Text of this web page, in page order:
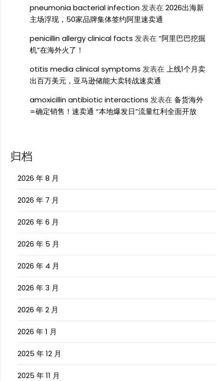
pneumonia bacterial infection发表在 2026出海新
主场浮现，50家品牌集体签约阿里速卖通
penicillin allergy clinical facts 发表在 “阿里巴巴挖掘
机”在海外火了！
otitis media clinical symptoms 发表在 上线1个月卖
出百万美元，亚马逊储能大卖转战速卖通
amoxicillin antibiotic interactions 发表在 备货海外
=确定销售！速卖通 “本地爆发日”流量红利全面开放
归档
2026 年 8 月
2026 年 7 月
2026 年 6 月
2026 年 5 月
2026 年 4 月
2026 年 3 月
2026 年 2 月
2026 年 1 月
2025 年 12 月
2025 年 11 月